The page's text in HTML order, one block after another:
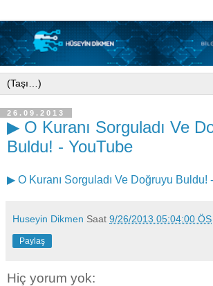
26.09.2013
▶ O Kuranı Sorguladı Ve
Buldu! - YouTube
▶ O Kuranı Sorguladı Ve Doğruyu Buldu!
Huseyin Dikmen Saat 9/26/2013 05:04:00 ÖS
Paylaş
Hiç yorum yok: